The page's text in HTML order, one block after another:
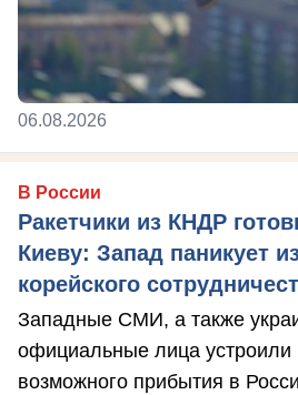
06.08.2026
В России
Ракетчики из КНДР
Киеву: Запад паникует
корейского
Западные СМИ, а также
официальные лица устроили
возможного прибытия в